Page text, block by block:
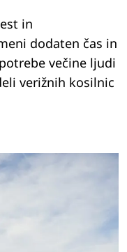
in
dodaten čas in
večine ljudi
verižnih kosilnic